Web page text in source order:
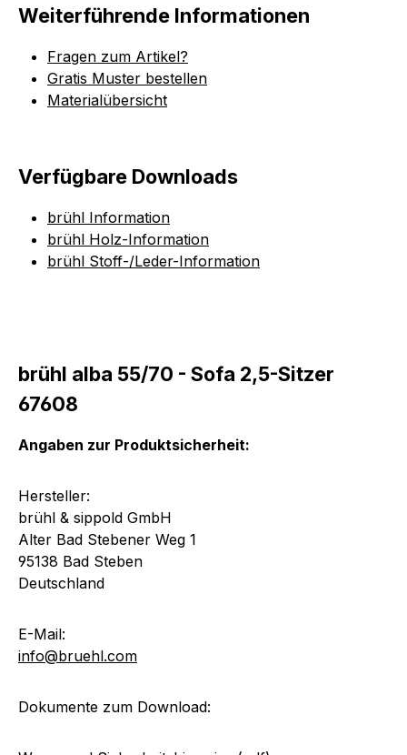
Weiterführende Informationen
Fragen zum Artikel?
Gratis Muster bestellen
Materialübersicht
Verfügbare Downloads
brühl Information
brühl Holz-Information
brühl Stoff-/Leder-Information
brühl alba 55/70 - Sofa 2,5-Sitzer
67608
Angaben zur Produktsicherheit:
Hersteller:
brühl & sippold GmbH
Alter Bad Stebener Weg 1
95138 Bad Steben
Deutschland
E-Mail:
info@bruehl.com
Dokumente zum Download: